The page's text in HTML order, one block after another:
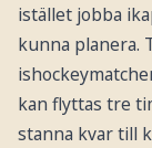
istället jobba
kunna planera.
kan flyttas tre
stanna kvar till